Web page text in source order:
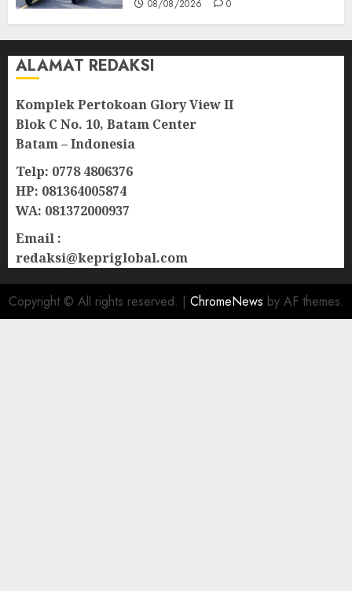
08/08/2026 0
ALAMAT REDAKSI
Komplek Pertokoan Glory View II
Blok C No. 10, Batam Center
Batam – Indonesia
Telp: 0778 4806376
HP: 081364005874
WA: 081372000937
Email :
redaksi@kepriglobal.com
Copyright © All rights reserved. | ChromeNews by AF themes.